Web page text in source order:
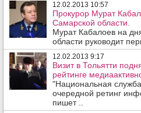
12.02.2013 10:57
Прокурор Мурат
Самарской области.
Мурат Кабалоев на
области руководит
12.02.2013 9:17
Визит в Тольятти
рейтинге
"Национальная
очередной ретинг
пишет ..